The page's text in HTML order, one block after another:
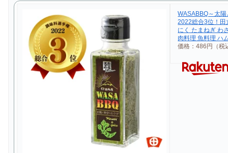
WASABBQ～太
2022総合3位！田
にく たまねぎ わ
肉料理 魚料理 ハ
価格：486円（税